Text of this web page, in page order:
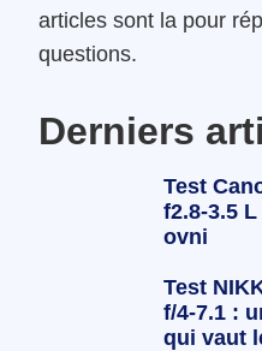
articles sont la pour
questions.
Derniers
Test
f2.8-3.5
ovni
Test
f/4-7.1 :
qui vaut